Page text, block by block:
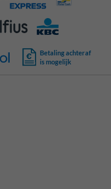
Betaling achteraf
is mogelijk